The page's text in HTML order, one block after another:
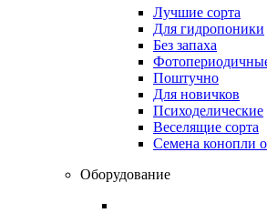
Лучшие сорта
Для гидропоники
Без запаха
Поштучно
Для новичков
Психоделические
Веселящие сорта
Семена конопли
Оборудование